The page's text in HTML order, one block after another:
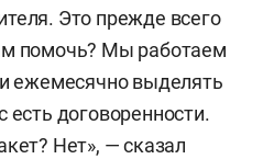
Это прежде всего
помочь? Мы работаем
ежемесячно выделять
договоренности.
Нет», — сказал